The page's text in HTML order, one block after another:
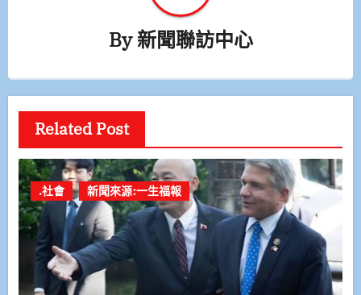
By新聞聯訪中心
Related Post
.社會 新聞來源:一生福報